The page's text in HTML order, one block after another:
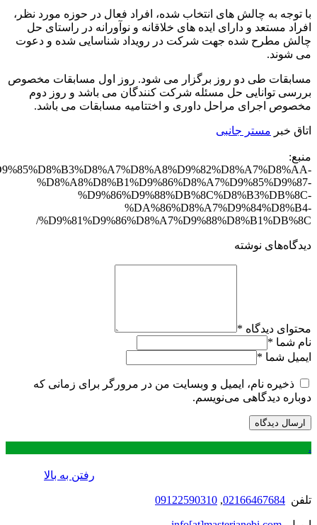
با توجه به چالش های انتخاب شده، افراد فعال در حوزه مورد نظر،
افراد مستعد و دارای ایده های خلاقانه و نوآورانه در راستای حل
چالش مطرح شده جهت شرکت در رویداد شناسایی شده و دعوت
می شوند.
مسابقات طی دو روز برگزار می شود. روز اول مسابقات مخصوص
بررسی توانایی حل مسئله شرکت کنندگان می باشد و روز دوم
مخصوص اجرای مراحل داوری و اختتامیه مسابقات می باشد.
اتاق خبر مستر جانبی
منبع:
%D8%A8%D8%B1%D9%86%D8%A7%D9%85%D9%87-
%D9%86%D9%88%DB%8C%D8%B3%DB%8C-
%DA%86%D8%A7%D9%84%D8%B4-
%D9%81%D9%86%D8%A7%D9%88%D8%B1%DB%8C/
دیدگاه‌های نوشته
محتوای دیدگاه *
نام شما *
ایمیل شما *
ذخیره نام، ایمیل و وبسایت من در مرورگر برای زمانی که
دوباره دیدگاهی می‌نویسم.
.
رفتن به بالا
تلفن 02166467684
,
09122590310